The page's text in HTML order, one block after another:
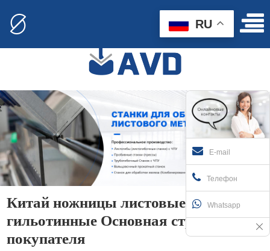
Китай ножницы листовые
гильотинные Основная страна
покупателя
E-mail
Телефон
Whatsapp
RU